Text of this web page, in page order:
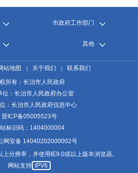
市政府工作部门
其他
站地图 关于我们
联系我们
所有：长治市人民政府
位：长治市人民政府办公室
：长治市人民政府信息中心
晋ICP备05005523号
站标识码：1404000004
网安备 14040202000002号
分辨率，并使用IE9.0或以上版本浏览器。
网站支持
IPV6